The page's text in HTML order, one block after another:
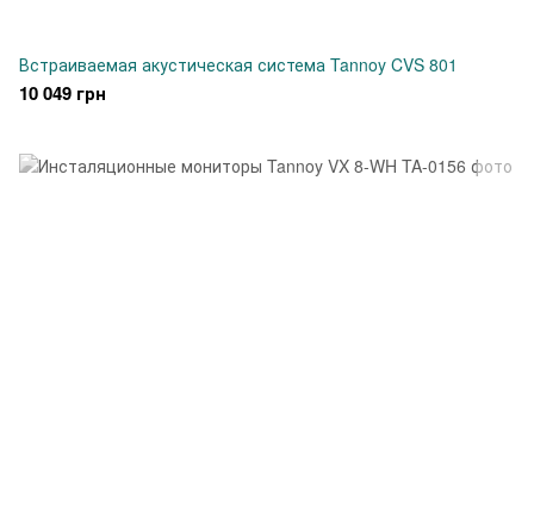
Встраиваемая акустическая система Tannoy CVS 801
10 049 грн